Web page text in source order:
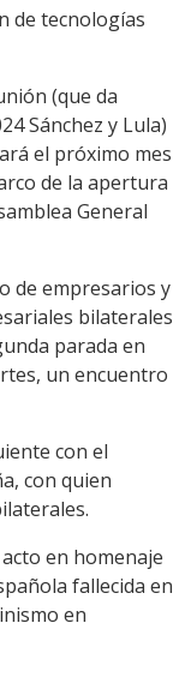
de tecnologías
(que da
Sánchez y Lula)
el próximo mes
de la apertura
General
de empresarios y
bilaterales
parada en
un encuentro
con el
con quien
en homenaje
fallecida en
en